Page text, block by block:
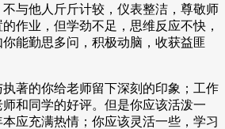
他人斤斤计较，仪表整洁，尊敬师
作业，但学劲不足，思维反应不快，
能勤思多问，积极动脑，收获益匪
的你给老师留下深刻的印象；工作
和同学的好评。但是你应该活泼一
应充满热情；你应该灵活一些，学习